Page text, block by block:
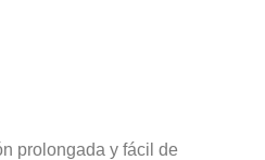
prolongada y fácil de